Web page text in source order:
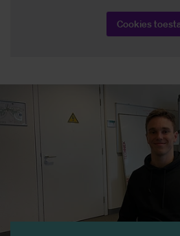
Cookies